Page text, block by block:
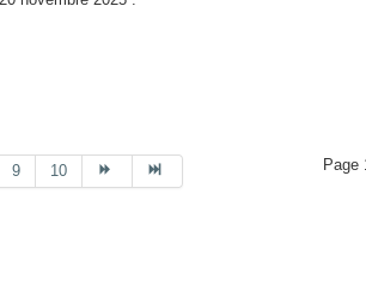
Page
9 10